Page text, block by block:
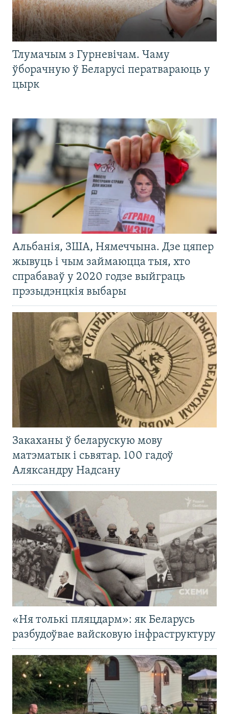
Тлумачым з Гурневічам. Чаму
ўборачную ў Беларусі ператвараюць у
цырк
Альбанія, ЗША, Нямеччына. Дзе цяпер
жывуць і чым займаюцца тыя, хто
спрабаваў у 2020 годзе выйграць
прэзыдэнцкія выбары
Закаханы ў беларускую мову
матэматык і сьвятар. 100 гадоў
Аляксандру Надсану
«Ня толькі пляцдарм»: як Беларусь
разбудоўвае вайсковую інфраструктуру